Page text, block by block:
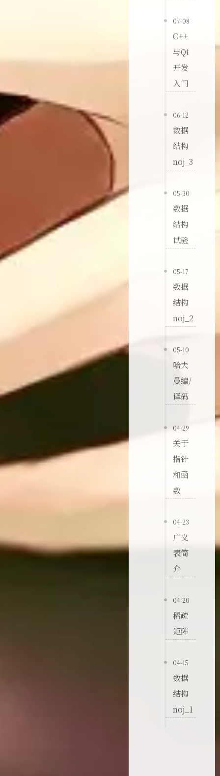
07-08
C++
与Qt
开发
入门
06-12
数据
结构
noj_3
05-30
数据
结构
试验
05-17
数据
结构
noj_2
05-10
哈夫
曼编/
译码
04-29
关于
指针
和函
数
04-23
广义
表简
介
04-20
稀疏
矩阵
04-15
数据
结构
noj_1